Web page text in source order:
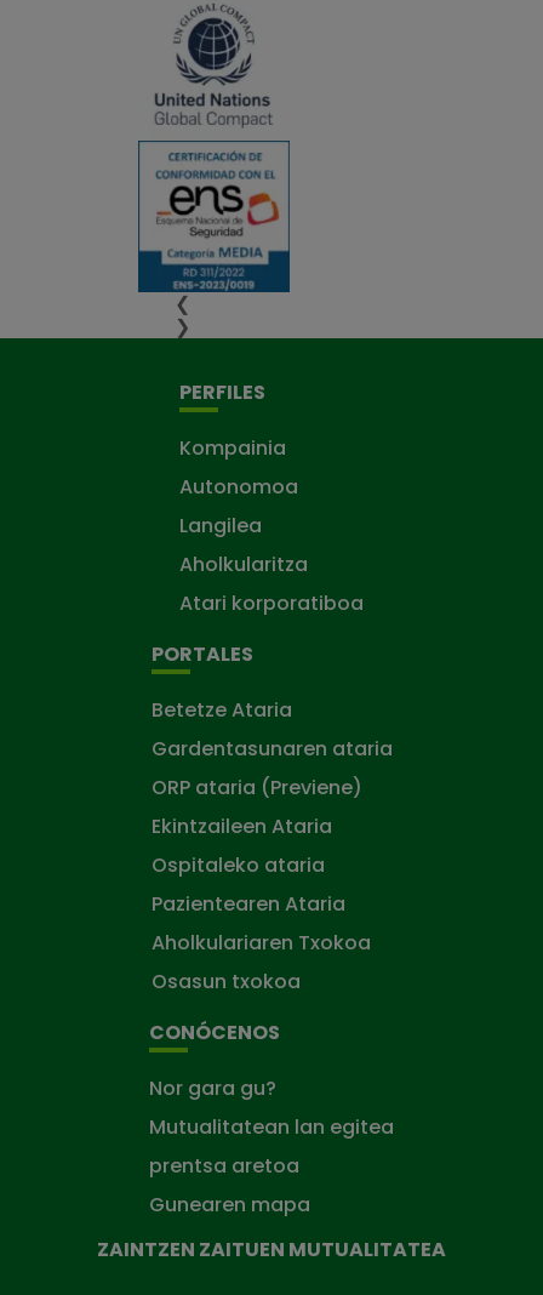
❮
❯
PERFILES
Kompainia
Autonomoa
Langilea
Aholkularitza
Atari korporatiboa
PORTALES
Betetze Ataria
Gardentasunaren ataria
ORP ataria (Previene)
Ekintzaileen Ataria
Ospitaleko ataria
Pazientearen Ataria
Aholkulariaren Txokoa
Osasun txokoa
CONÓCENOS
Nor gara gu?
Mutualitatean lan egitea
prentsa aretoa
Gunearen mapa
ZAINTZEN ZAITUEN MUTUALITATEA